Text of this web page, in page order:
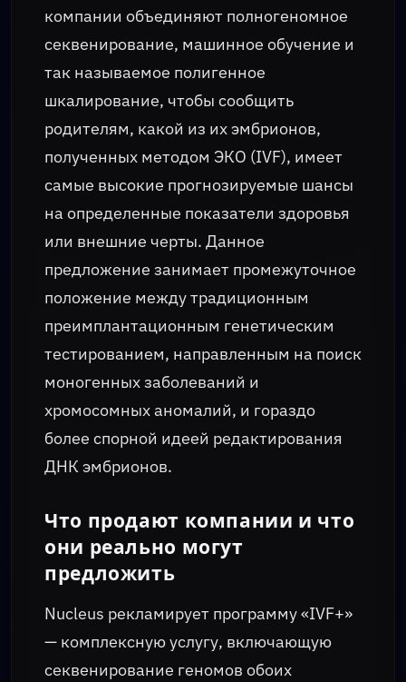
компании объединяют полногеномное
секвенирование, машинное обучение и
так называемое полигенное
шкалирование, чтобы сообщить
родителям, какой из их эмбрионов,
полученных методом ЭКО (IVF), имеет
самые высокие прогнозируемые шансы
на определенные показатели здоровья
или внешние черты. Данное
предложение занимает промежуточное
положение между традиционным
преимплантационным генетическим
тестированием, направленным на поиск
моногенных заболеваний и
хромосомных аномалий, и гораздо
более спорной идеей редактирования
ДНК эмбрионов.
Что продают компании и что
они реально могут
предложить
Nucleus рекламирует программу «IVF+»
— комплексную услугу, включающую
секвенирование геномов обоих